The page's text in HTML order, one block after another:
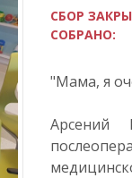
СБОР
СОБРАНО:
"Мама, я
Арсений